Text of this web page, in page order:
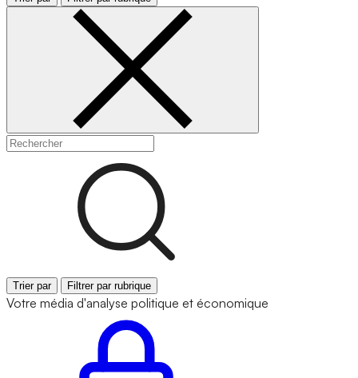
Trier par Filtrer par rubrique
Votre média d'analyse politique et économique